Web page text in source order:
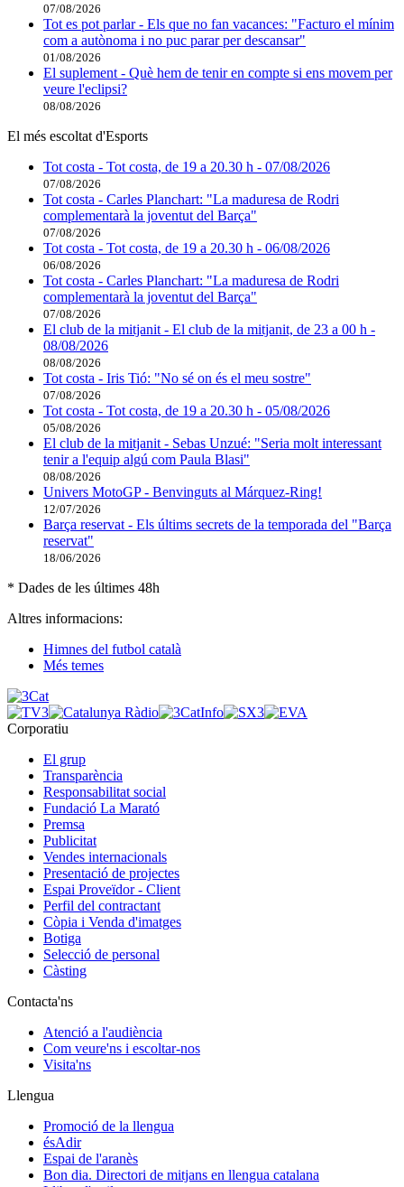
07/08/2026
Tot es pot parlar - Els que no fan vacances: "Facturo el mínim
com a autònoma i no puc parar per descansar"
01/08/2026
El suplement - Què hem de tenir en compte si ens movem per
veure l'eclipsi?
08/08/2026
El més escoltat d'Esports
Tot costa - Tot costa, de 19 a 20.30 h - 07/08/2026
07/08/2026
Tot costa - Carles Planchart: "La maduresa de Rodri
complementarà la joventut del Barça"
07/08/2026
Tot costa - Tot costa, de 19 a 20.30 h - 06/08/2026
06/08/2026
Tot costa - Carles Planchart: "La maduresa de Rodri
complementarà la joventut del Barça"
07/08/2026
El club de la mitjanit - El club de la mitjanit, de 23 a 00 h -
08/08/2026
08/08/2026
Tot costa - Iris Tió: "No sé on és el meu sostre"
07/08/2026
Tot costa - Tot costa, de 19 a 20.30 h - 05/08/2026
05/08/2026
El club de la mitjanit - Sebas Unzué: "Seria molt interessant
tenir a l'equip algú com Paula Blasi"
08/08/2026
Univers MotoGP - Benvinguts al Márquez-Ring!
12/07/2026
Barça reservat - Els últims secrets de la temporada del "Barça
reservat"
18/06/2026
* Dades de les últimes 48h
Altres informacions:
Himnes del futbol català
Més temes
Corporatiu
El grup
Transparència
Responsabilitat social
Fundació La Marató
Premsa
Publicitat
Vendes internacionals
Presentació de projectes
Espai Proveïdor - Client
Perfil del contractant
Còpia i Venda d'imatges
Botiga
Selecció de personal
Càsting
Contacta'ns
Atenció a l'audiència
Com veure'ns i escoltar-nos
Visita'ns
Llengua
Promoció de la llengua
ésAdir
Espai de l'aranès
Bon dia. Directori de mitjans en llengua catalana